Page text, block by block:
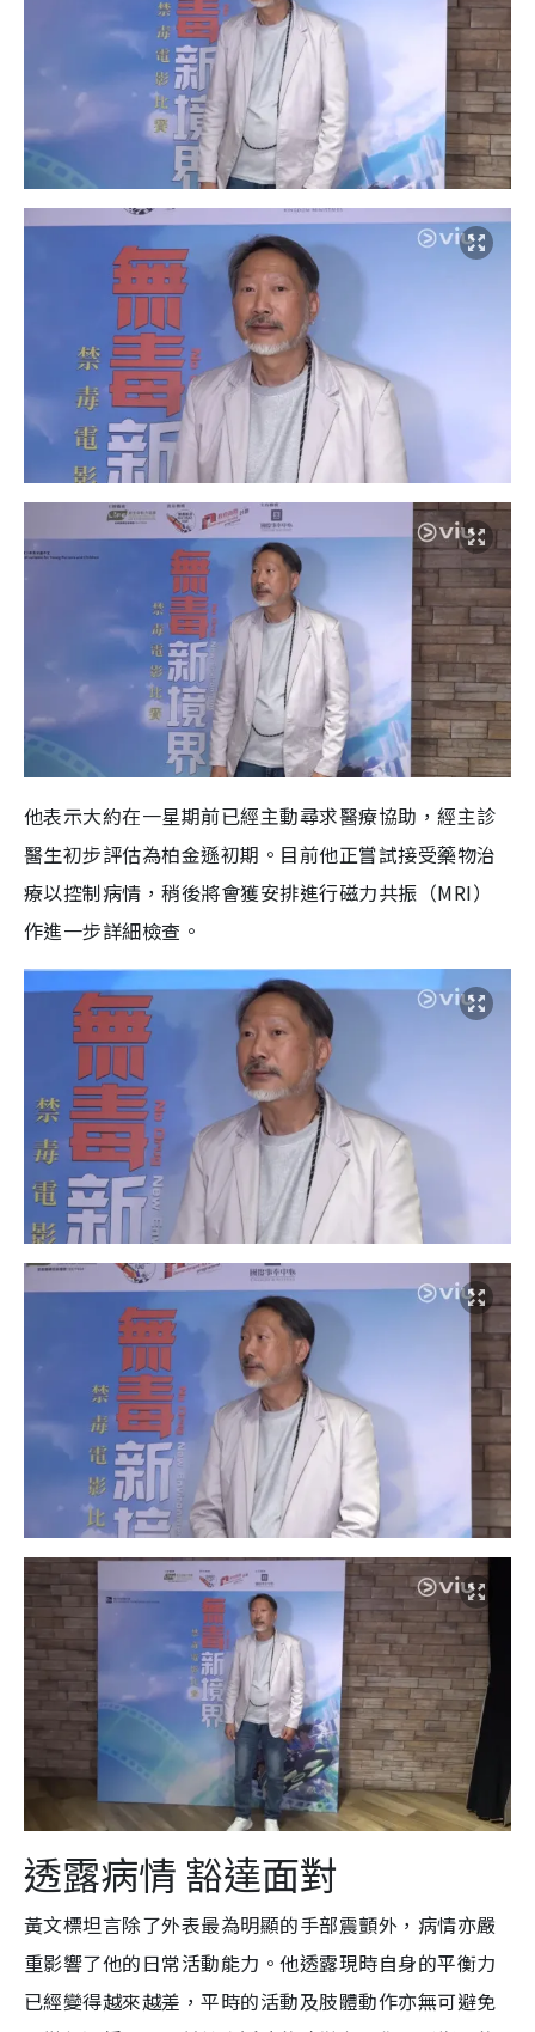
他表示大約在一星期前已經主動尋求醫療協助，經主診
醫生初步評估為柏金遜初期。目前他正嘗試接受藥物治
療以控制病情，稍後將會獲安排進行磁力共振（MRI）
作進一步詳細檢查。
透露病情 豁達面對
黃文標坦言除了外表最為明顯的手部震顫外，病情亦嚴
重影響了他的日常活動能力。他透露現時自身的平衡力
已經變得越來越差，平時的活動及肢體動作亦無可避免